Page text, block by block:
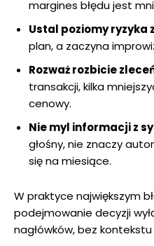
margines błędu jest
Ustal poziomy ryzyka
plan, a zaczyna
Rozważ rozbicie
transakcji, kilka
cenowy.
Nie myl informacji z
głośny, nie znaczy
się na miesiące.
W praktyce największym
podejmowanie decyzji
nagłówków, bez